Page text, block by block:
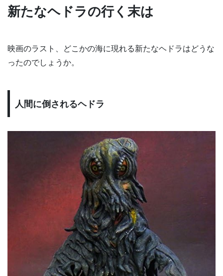
新たなヘドラの行く末は
映画のラスト、どこかの海に現れる新たなヘドラはどうな
ったのでしょうか。
人間に倒されるヘドラ